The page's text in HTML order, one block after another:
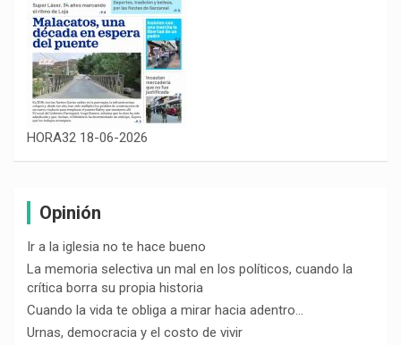
HORA32 18-06-2026
Opinión
Ir a la iglesia no te hace bueno
La memoria selectiva un mal en los políticos, cuando la
crítica borra su propia historia
Cuando la vida te obliga a mirar hacia adentro…
Urnas, democracia y el costo de vivir